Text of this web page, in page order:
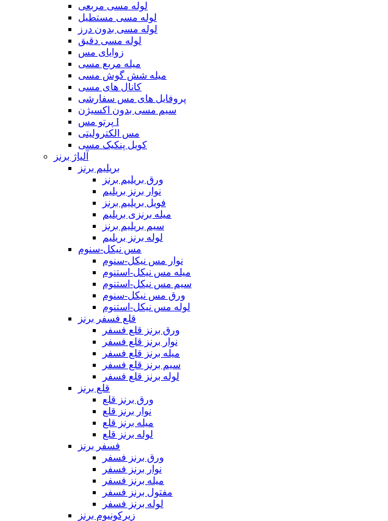
لوله مسی مربعی
لوله مسی مستطیل
لوله مسی بدون درز
لوله مسی دقیق
زوایای مس
میله مربع مسی
میله شش گوش مسی
کانال های مسی
پروفایل های مس سفارشی
سیم مسی بدون اکسیژن
پرتو مس I
مس الکترولیتی
کویل پنکیک مسی
آلیاژ برنز
بریلیم برنز
ورق بریلیم برنز
نوار برنز بریلیم
فویل بریلیم برنز
میله برنزی بریلیم
سیم بریلیم برنز
لوله برنز بریلیم
مس نیکل-سنوم
نوار مس نیکل-سنوم
میله مس نیکل-استنوم
سیم مس نیکل-استنوم
ورق مس نیکل-سنوم
لوله مس نیکل-استنوم
قلع فسفر برنز
ورق برنز قلع فسفر
نوار برنز قلع فسفر
میله برنز قلع فسفر
سیم برنز قلع فسفر
لوله برنز قلع فسفر
قلع برنز
ورق برنز قلع
نوار برنز قلع
میله برنز قلع
لوله برنز قلع
فسفر برنز
ورق برنز فسفر
نوار برنز فسفر
میله برنز فسفر
مفتول برنز فسفر
لوله برنز فسفر
زیرکونیوم برنز